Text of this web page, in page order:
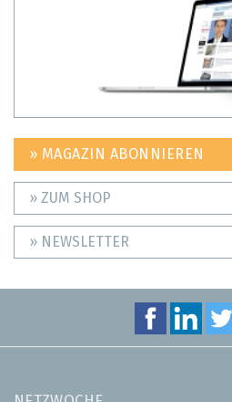
» MAGAZIN ABONNIEREN
» ZUM SHOP
» NEWSLETTER